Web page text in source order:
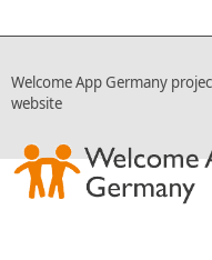
Welcome App Germany
website